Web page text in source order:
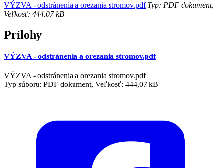
VÝZVA - odstránenia a orezania stromov.pdfTyp: PDF dokument,
Veľkosť: 444.07 kB
Prílohy
VÝZVA - odstránenia a orezania stromov.pdf
VÝZVA - odstránenia a orezania stromov.pdf
Typ súboru: PDF dokument, Veľkosť: 444,07 kB